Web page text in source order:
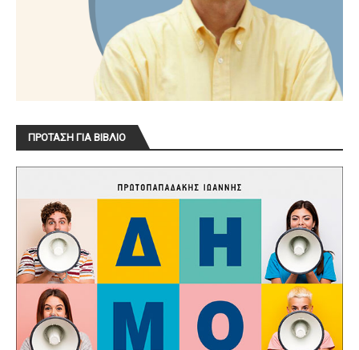
ΠΡΟΤΑΣΗ ΓΙΑ ΒΙΒΛΙΟ